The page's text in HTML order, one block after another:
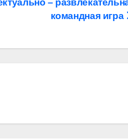
–
командная игра